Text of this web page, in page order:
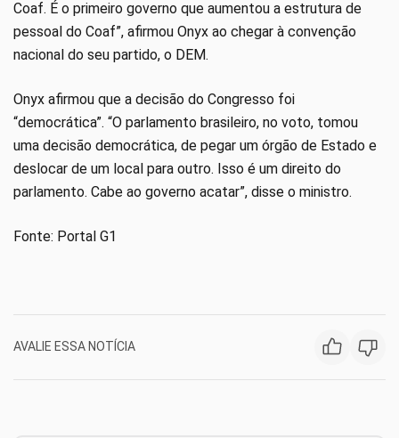
Coaf. É o primeiro governo que aumentou a estrutura de
pessoal do Coaf”, afirmou Onyx ao chegar à convenção
nacional do seu partido, o DEM.
Onyx afirmou que a decisão do Congresso foi
“democrática”. “O parlamento brasileiro, no voto, tomou
uma decisão democrática, de pegar um órgão de Estado e
deslocar de um local para outro. Isso é um direito do
parlamento. Cabe ao governo acatar”, disse o ministro.
Fonte: Portal G1
AVALIE ESSA NOTÍCIA